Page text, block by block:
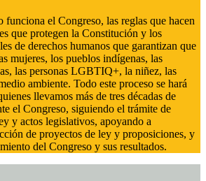
funciona el Congreso, las reglas que hacen
que protegen la Constitución y los
de derechos humanos que garantizan que
mujeres, los pueblos indígenas, las
las personas LGBTIQ+, la niñez, las
ambiente. Todo este proceso se hará
llevamos más de tres décadas de
el Congreso, siguiendo el trámite de
y actos legislativos, apoyando a
de proyectos de ley y proposiciones, y
del Congreso y sus resultados.